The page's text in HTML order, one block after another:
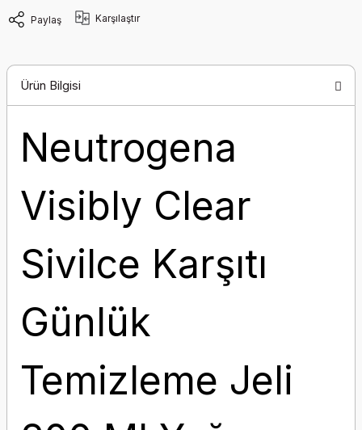
Paylaş Karşılaştır
Ürün Bilgisi
Neutrogena
Visibly Clear
Sivilce Karşıtı
Günlük
Temizleme Jeli